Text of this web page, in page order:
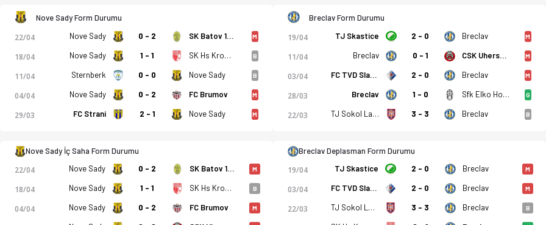
FK Nove Sady - MSK Breclav 1-3 bitti. Gol anları, kadro, istatistikler, puan durumu ve iddaa oranları Ofsayt'ta. (25.04.2026)
Nove Sady Form Durumu
22/04 Nove Sady 0 - 2 SK Batov 1930 M
18/04 Nove Sady 1 - 1 SK Hs Kromeriz B B
11/04 Sternberk 0 - 0 Nove Sady B
04/04 Nove Sady 0 - 2 FC Brumov M
29/03 FC Strani 2 - 1 Nove Sady M
Breclav Form Durumu
19/04 TJ Skastice 2 - 0 Breclav M
11/04 Breclav 0 - 1 CSK Uhersky Brod M
03/04 FC TVD Slavicin 2 - 0 Breclav M
28/03 Breclav 1 - 0 Sfk Elko Holesov G
22/03 TJ Sokol Lanzhot 3 - 3 Breclav B
Nove Sady İç Saha Form Durumu
22/04 Nove Sady 0 - 2 SK Batov 1930 M
18/04 Nove Sady 1 - 1 SK Hs Kromeriz B B
04/04 Nove Sady 0 - 2 FC Brumov M
Breclav Deplasman Form Durumu
19/04 TJ Skastice 2 - 0 Breclav M
03/04 FC TVD Slavicin 2 - 0 Breclav M
22/03 TJ Sokol Lanzhot 3 - 3 Breclav B